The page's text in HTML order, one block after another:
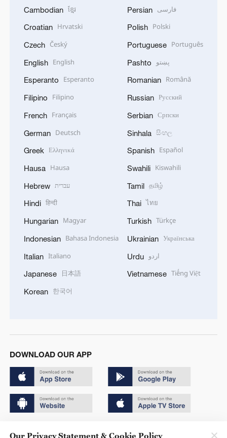
Cambodian ខ្មែរ
Croatian Hrvatski
Czech Český
English English
Esperanto Esperanto
Filipino Filipino
French Français
German Deutsch
Greek Ελληνικά
Hausa Hausa
Hebrew עברית
Hindi हिन्दी
Hungarian Magyar
Indonesian Bahasa Indonesia
Italian Italiano
Japanese 日本語
Korean 한국어
Persian فارسی
Polish Polski
Portuguese Português
Pashto پښتو
Romanian Română
Russian Русский
Serbian Српски
Sinhala සිංහල
Spanish Español
Swahili Kiswahili
Tamil தமிழ்
Thai ไทย
Turkish Türkçe
Ukrainian Українська
Urdu اردو
Vietnamese Tiếng Việt
DOWNLOAD OUR APP
Our Privacy Statement & Cookie Policy